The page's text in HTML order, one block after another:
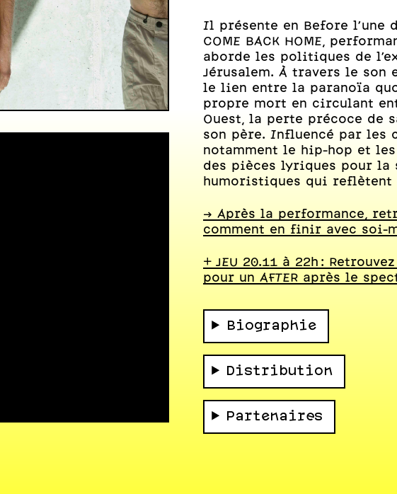
Photo: D.R.
Il présente en Before l'une
COME BACK HOME,
aborde les politiques de
Jérusalem. À travers le
le lien entre la paranoïa
propre mort en circulant
Ouest, la perte précoce de
son père. Influencé par les
notamment le hip-hop et
des pièces lyriques pour la
humoristiques qui reflètent
-> Après la performance,
comment en finir avec soi-
+ JEU 20.11 à 22h :
pour un AFTER après le
Biographie
Distribution
Partenaires